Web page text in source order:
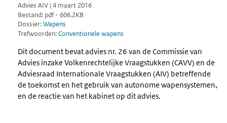
Advies AIV | 4 maart 2016
Bestand: pdf - 606.2KB
Dossier:Wapens
Trefwoorden:Conventionele wapens
Dit document bevat advies nr. 26 van de Commissie van
Advies inzake Volkenrechtelijke Vraagstukken (CAVV) en de
Adviesraad Internationale Vraagstukken (AIV) betreffende
de toekomst en het gebruik van autonome wapensystemen,
en de reactie van het kabinet op dit advies.